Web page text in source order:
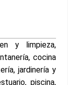
y limpieza,
cocina
jardinería y
piscina,